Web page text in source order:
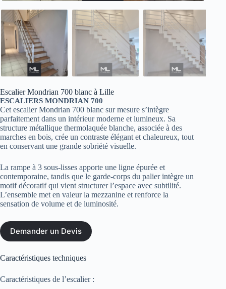
Escalier Mondrian 700 blanc à Lille
ESCALIERS MONDRIAN 700
Cet escalier Mondrian 700 blanc sur mesure s’intègre
parfaitement dans un intérieur moderne et lumineux. Sa
structure métallique thermolaquée blanche, associée à des
marches en bois, crée un contraste élégant et chaleureux, tout
en conservant une grande sobriété visuelle.
La rampe à 3 sous-lisses apporte une ligne épurée et
contemporaine, tandis que le garde-corps du palier intègre un
motif décoratif qui vient structurer l’espace avec subtilité.
L’ensemble met en valeur la mezzanine et renforce la
sensation de volume et de luminosité.
Demander un Devis
Caractéristiques techniques
Caractéristiques de l’escalier :